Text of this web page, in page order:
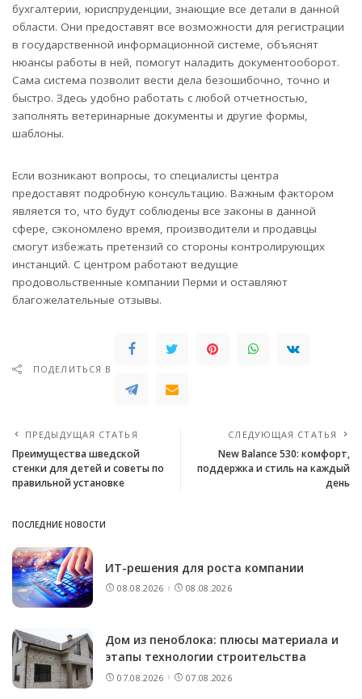
бухгалтерии, юриспруденции, знающие все детали в данной
области. Они предоставят все возможности для регистрации
в государственной информационной системе, объяснят
нюансы работы в ней, помогут наладить документооборот.
Сама система позволит вести дела безошибочно, точно и
быстро. Здесь удобно работать с любой отчетностью,
заполнять ветеринарные документы и другие формы,
шаблоны.
Если возникают вопросы, то специалисты центра
предоставят подробную консультацию. Важным фактором
является то, что будут соблюдены все законы в данной
сфере, сэкономлено время, производители и продавцы
смогут избежать претензий со стороны контролирующих
инстанций. С центром работают ведущие
продовольственные компании Перми и оставляют
благожелательные отзывы.
ПОДЕЛИТЬСЯ В
ПРЕДЫДУЩАЯ СТАТЬЯ
Преимущества шведской
стенки для детей и советы по
правильной установке
СЛЕДУЮЩАЯ СТАТЬЯ
New Balance 530: комфорт,
поддержка и стиль на каждый
день
ПОСЛЕДНИЕ НОВОСТИ
ИТ-решения для роста компании
08.08.2026 08.08.2026
Дом из пеноблока: плюсы материала и
этапы технологии строительства
07.08.2026 07.08.2026